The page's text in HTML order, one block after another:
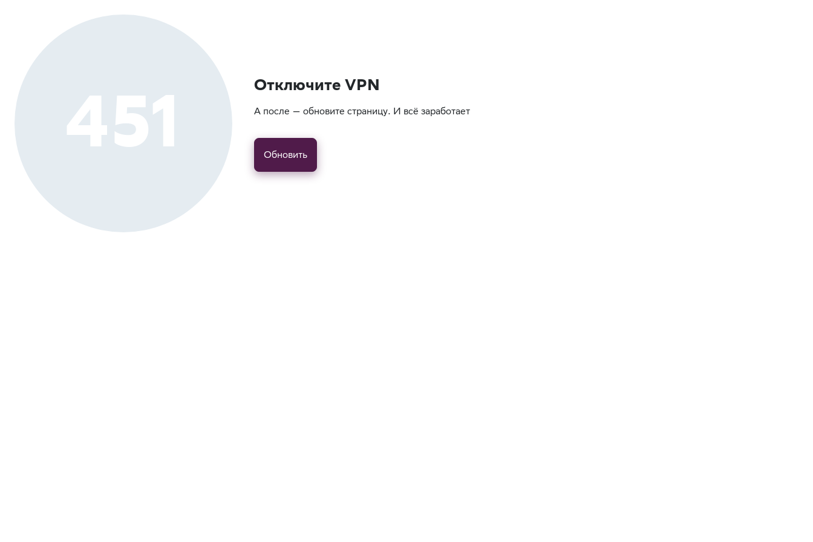
451 Отключите VPN
А после — обновите страницу. И всё заработает
Обновить